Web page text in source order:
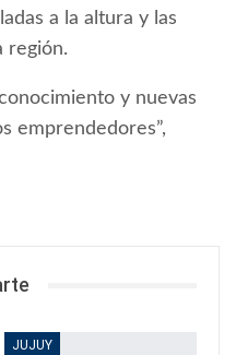
a la altura y las
región.
y nuevas
emprendedores”,
JUJUY